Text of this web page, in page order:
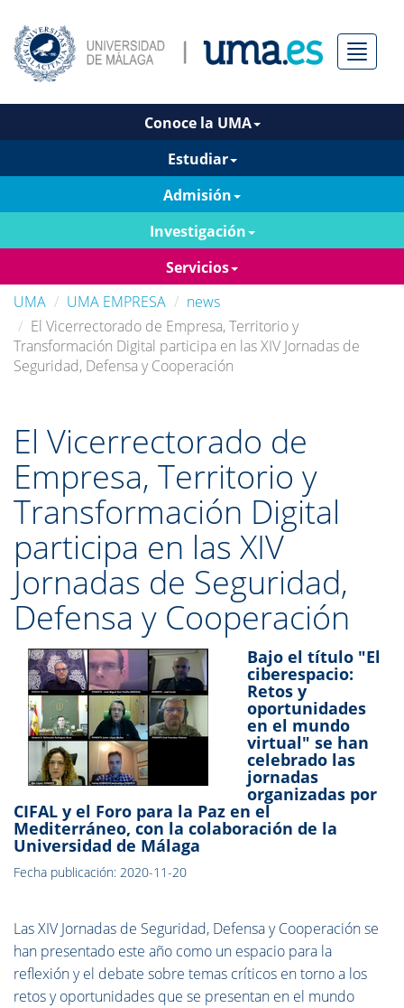
Menú
Conoce la UMA
Estudiar
Admisión
Investigación
Servicios
UMA
UMA EMPRESA
news
El Vicerrectorado de Empresa, Territorio y
Transformación Digital participa en las XIV Jornadas de
Seguridad, Defensa y Cooperación
El Vicerrectorado de
Empresa, Territorio y
Transformación Digital
participa en las XIV
Jornadas de Seguridad,
Defensa y Cooperación
Bajo el título "El
ciberespacio:
Retos y
oportunidades
en el mundo
virtual" se han
celebrado las
jornadas
organizadas por
CIFAL y el Foro para la Paz en el
Mediterráneo, con la colaboración de la
Universidad de Málaga
Fecha publicación: 2020-11-20
Las XIV Jornadas de Seguridad, Defensa y Cooperación se
han presentado este año como un espacio para la
reflexión y el debate sobre temas críticos en torno a los
retos y oportunidades que se presentan en el mundo